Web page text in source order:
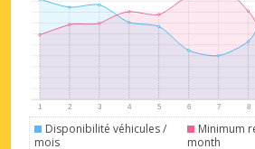
Disponibilité véhicules /
mois
Minimum
month